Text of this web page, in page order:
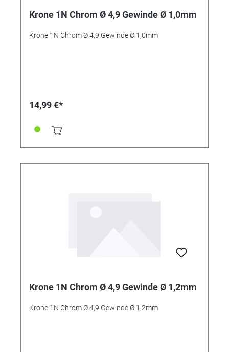
Krone 1N Chrom Ø 4,9 Gewinde Ø 1,0mm
Krone 1N Chrom Ø 4,9 Gewinde Ø 1,0mm
14,99 €*
Krone 1N Chrom Ø 4,9 Gewinde Ø 1,2mm
Krone 1N Chrom Ø 4,9 Gewinde Ø 1,2mm